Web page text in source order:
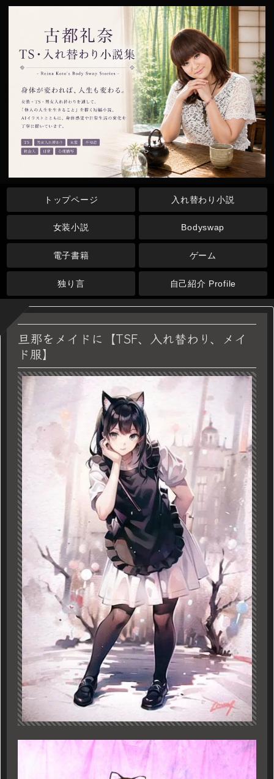
トップページ 入れ替わり小説
女装小説 Bodyswap
電子書籍 ゲーム
独り言 自己紹介 Profile
旦那をメイドに【TSF、入れ替わり、メイ
ド服】